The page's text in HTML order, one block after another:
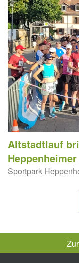
Altstadtlauf
Sportpark